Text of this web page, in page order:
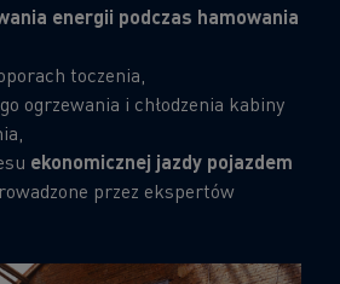
energii podczas hamowania
toczenia,
ogrzewania i chłodzenia kabiny
ekonomicznej jazdy pojazdem
przez ekspertów